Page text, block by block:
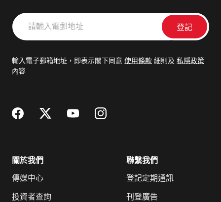
請
輸
郵
輸入電子郵箱地址，即表示閣下同意 使用條款 細則及 私隱政策
內容
關於我們
傳媒中心
投資者查詢
聯繫我們
登記定期通訊
刊登廣告